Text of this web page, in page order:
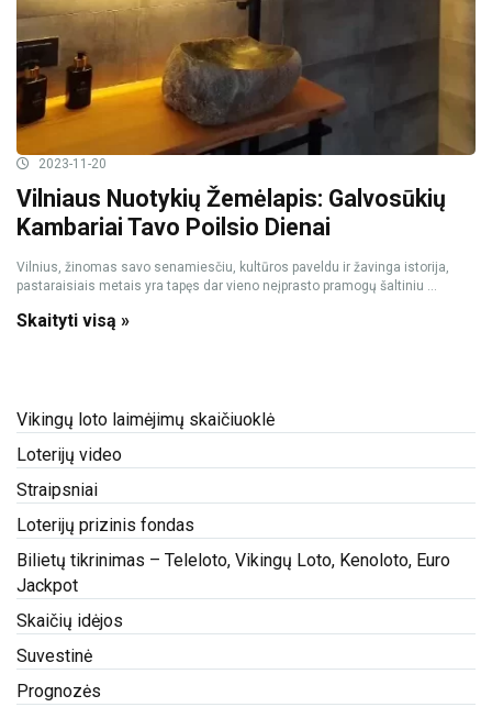
2023-11-20
Vilniaus Nuotykių Žemėlapis: Galvosūkių
Kambariai Tavo Poilsio Dienai
Vilnius, žinomas savo senamiesčiu, kultūros paveldu ir žavinga istorija,
pastaraisiais metais yra tapęs dar vieno neįprasto pramogų šaltiniu ...
Skaityti visą »
Vikingų loto laimėjimų skaičiuoklė
Loterijų video
Straipsniai
Loterijų prizinis fondas
Bilietų tikrinimas – Teleloto, Vikingų Loto, Kenoloto, Euro
Jackpot
Skaičių idėjos
Suvestinė
Prognozės